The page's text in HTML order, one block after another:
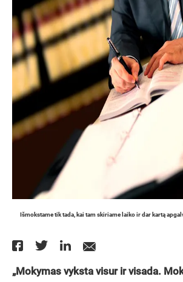
Išmokstame tik tada, kai tam skiriame laiko ir dar kartą
„Mokymas vyksta visur ir visada.